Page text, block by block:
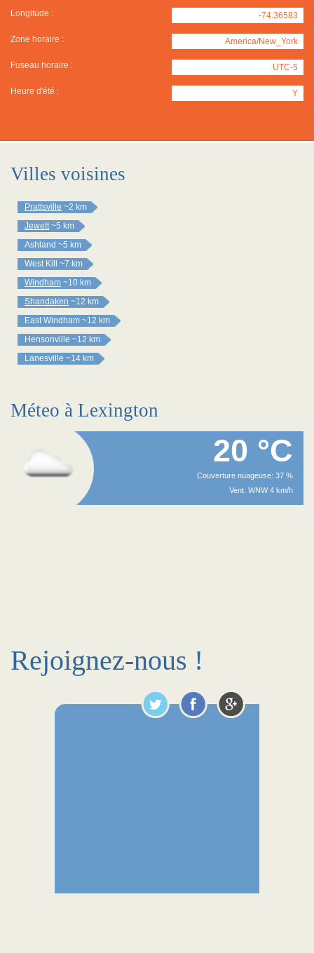
Longitude : -74.36583
Zone horaire : America/New_York
Fuseau horaire : UTC-5
Heure d'été : Y
Villes voisines
Prattsville ~2 km
Jewett ~5 km
Ashland ~5 km
West Kill
~7 km
Windham ~10 km
Shandaken ~12 km
East Windham ~12 km
Hensonville ~12 km
Lanesville ~14 km
Méteo à Lexington
20 °C
Couverture nuageuse: 37 %
Vent: WNW 4 km/h
Rejoignez-nous !